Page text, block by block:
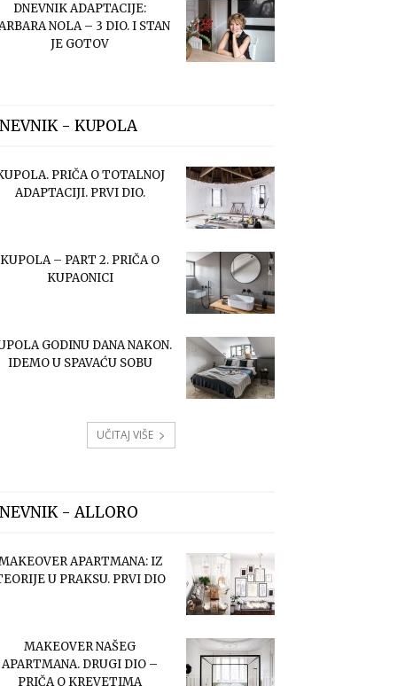
DNEVNIK ADAPTACIJE:
NOLA – 3 DIO. I STAN
JE GOTOV
- KUPOLA
PRIČA O TOTALNOJ
ADAPTACIJI. PRVI DIO.
KUPOLA – PART 2. PRIČA O
KUPAONICI
GODINU DANA NAKON.
IDEMO U SPAVAĆU SOBU
UČITAJ VIŠE
- ALLORO
APARTMANA: IZ
U PRAKSU. PRVI DIO
MAKEOVER NAŠEG
APARTMANA. DRUGI DIO –
PRIČA O KREVETIMA